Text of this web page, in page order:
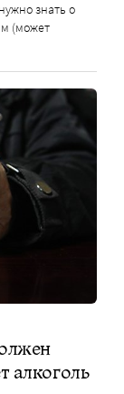
знать о
(может
алкоголь